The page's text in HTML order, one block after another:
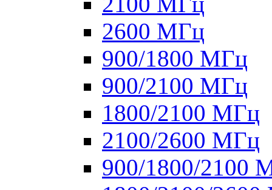
2600 МГц
900/1800 МГц
900/2100 МГц
1800/2100 МГц
2100/2600 МГц
900/1800/2100